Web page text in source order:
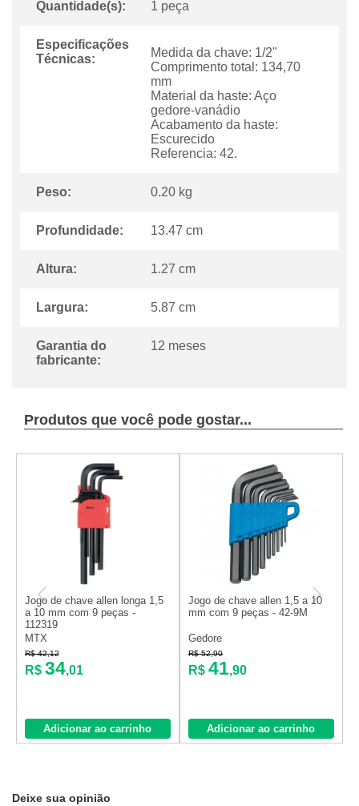
Quantidade(s): 1 peça
Especificações
Técnicas:
Medida da chave: 1/2"
Comprimento total: 134,70
mm
Material da haste: Aço
gedore-vanádio
Acabamento da haste:
Escurecido
Referencia: 42.
Peso: 0.20 kg
Profundidade: 13.47 cm
Altura: 1.27 cm
Largura: 5.87 cm
Garantia do
fabricante:
12 meses
Produtos que você pode gostar...
Jogo de chave allen longa 1,5
a 10 mm com 9 peças -
112319
MTX
R$ 42,12
R$ 34,01
Adicionar ao carrinho
Jogo de chave allen 1,5 a 10
mm com 9 peças - 42-9M
Gedore
R$ 52,90
R$ 41,90
Adicionar ao carrinho
Deixe sua opinião